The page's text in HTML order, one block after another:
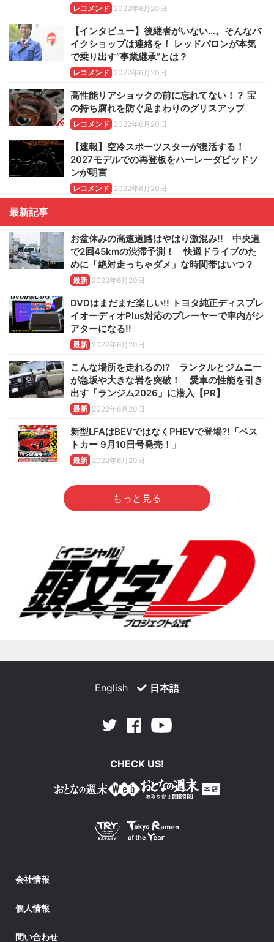
レコメンド 2022年6月20日
【インタビュー】後継者がいない…。そんなバ
イクショップは連絡を！ レッドバロンが本気
で乗り出す“事業継承”とは？
レコメンド 2022年6月20日
高性能リアショックの前に忘れてない！？ 宝
の持ち腐れを防ぐ足まわりのグリスアップ
レコメンド 2022年6月20日
【速報】空冷スポーツスターが復活する！
2027モデルでの再登板をハーレーダビッドソ
ンが明言
レコメンド 2022年6月20日
最新記事
お盆休みの高速道路はやはり激混み!! 中央道
で2回45kmの渋滞予測！ 快適ドライブのた
めに「絶対走っちゃダメ」な時間帯はいつ？
最新 2022年6月20日
DVDはまだまだ楽しい!! トヨタ純正ディスプレ
イオーディオPlus対応のプレーヤーで車内がシ
アターになる!!
最新 2022年6月20日
こんな場所を走れるの!? ランクルとジムニー
が急坂や大きな岩を突破！ 愛車の性能を引き
出す「ランジム2026」に潜入【PR】
最新 2022年6月20日
新型LFAはBEVではなくPHEVで登場?!「ベス
トカー 9月10日号発売！」
最新 2022年6月20日
もっと見る
English 日本語
Twitter Facebook
CHECK US!
会社情報
個人情報
問い合わせ